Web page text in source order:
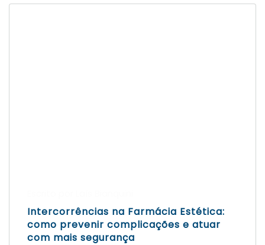
Intercorrências na Farmácia Estética:
como prevenir complicações e atuar
com mais segurança